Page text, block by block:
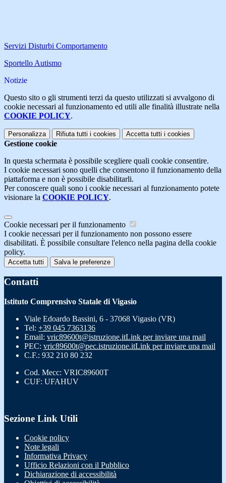
Servizi Disturbi Comportamento
Sportello Autismo
Notizie
Questo sito o gli strumenti terzi da questo utilizzati si avvalgono di
cookie necessari al funzionamento ed utili alle finalità illustrate nella
COOKIE POLICY.
Personalizza Rifiuta tutti i cookies Accetta tutti i cookies
Gestione cookie
In questa schermata è possibile scegliere quali cookie consentire.
I cookie necessari sono quelli che consentono il funzionamento della
piattaforma e non è possibile disabilitarli.
Per conoscere quali sono i cookie necessari al funzionamento potete
visionare la COOKIE POLICY.
Cookie necessari per il funzionamento
I cookie necessari per il funzionamento non possono essere
disabilitati. È possibile consultare l'elenco nella pagina della cookie
policy.
Accetta tutti Salva le preferenze
Contatti
Istituto Comprensivo Statale di Vigasio
Viale Edoardo Bassini, 6 - 37068 Vigasio (VR)
Tel: +39 045 7363136
Email: vric89600t@istruzione.itLink per inviare una mail
PEC: vric89600t@pec.istruzione.itLink per inviare una mail
C.F.: 932 210 80 232
Cod. Mecc: VRIC89600T
CUF: UFAHUV
Sezione Link Utili
Cookie policy
Note legali
Informativa Privacy
Ufficio Relazioni con il Pubblico
Dichiarazione di accessibilità